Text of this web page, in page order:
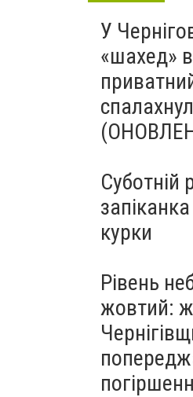
У
«шахед»
Суботній
курки
Рівень
жовтий: